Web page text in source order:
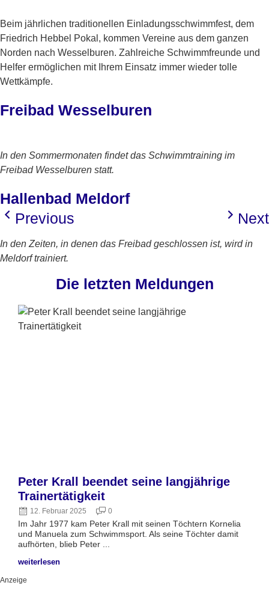
Beim jährlichen traditionellen Einladungsschwimmfest, dem
Friedrich Hebbel Pokal, kommen Vereine aus dem ganzen
Norden nach Wesselburen. Zahlreiche Schwimmfreunde und
Helfer ermöglichen mit Ihrem Einsatz immer wieder tolle
Wettkämpfe.
Freibad Wesselburen
In den Sommermonaten findet das Schwimmtraining im
Freibad Wesselburen statt.
Hallenbad Meldorf
In den Zeiten, in denen das Freibad geschlossen ist, wird in
Meldorf trainiert.
Die letzten Meldungen
Peter Krall beendet seine langjährige
Trainertätigkeit
Posted
on
12. Februar 2025 0
Im Jahr 1977 kam Peter Krall mit seinen Töchtern Kornelia
und Manuela zum Schwimmsport. Als seine Töchter damit
aufhörten, blieb Peter ...
weiterlesen
Previous Next
Anzeige